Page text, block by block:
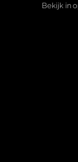
Bekijk in